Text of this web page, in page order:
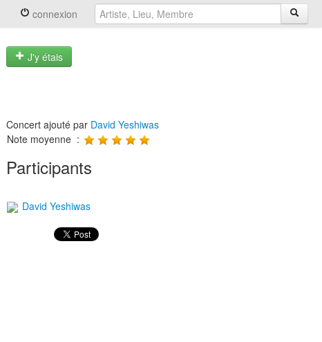
connexion
J'y étais
Concert ajouté par David Yeshiwas
Note moyenne :
Participants
David Yeshiwas